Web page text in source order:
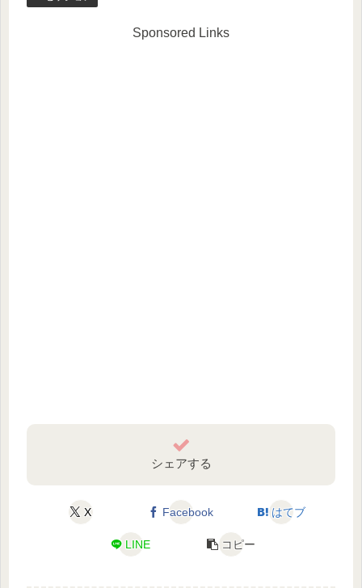
Sponsored Links
シェアする
X Facebook はてブ
LINE コピー